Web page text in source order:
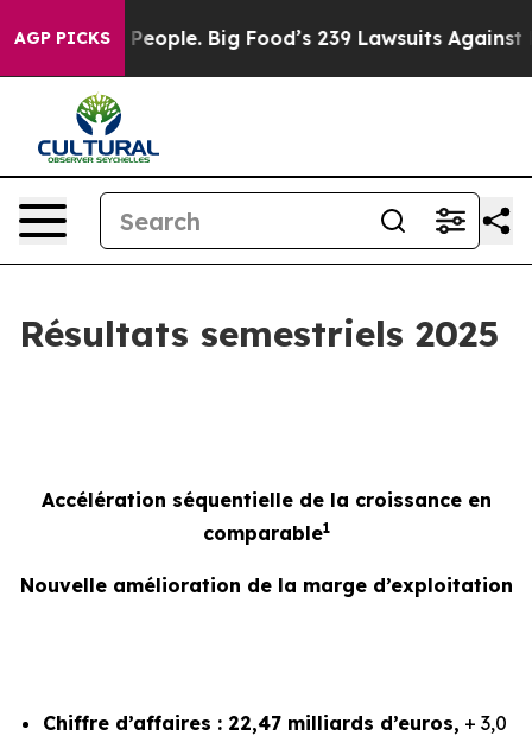
AGP PICKS
Big Food’s 239 Lawsuits Against Life-Saving
Résultats semestriels 2025
Accélération séquentielle de la croissance en
comparable1
Nouvelle amélioration de la marge d’exploitation
Chiffre d’affaires : 22,47 milliards d’euros, + 3,0